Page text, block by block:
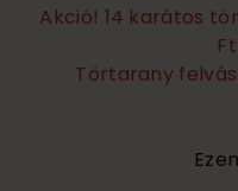
Akció! 14 karátos
Törtarany